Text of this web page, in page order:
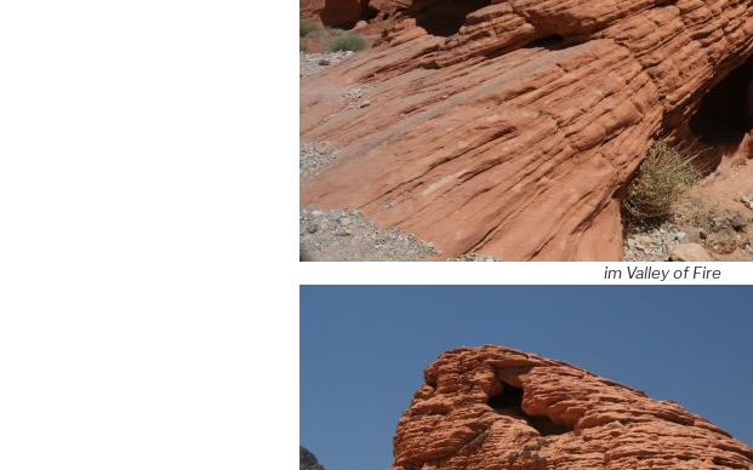
im Valley of Fire